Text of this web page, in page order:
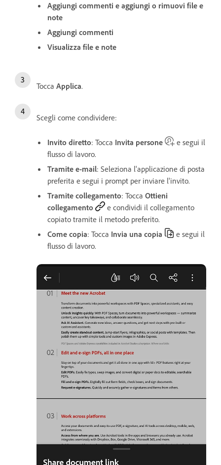
Aggiungi commenti e aggiungi o rimuovi file e
note
Aggiungi commenti
Visualizza file e note
Tocca Applica.
Scegli come condividere:
Invito diretto: Tocca Invita persone
e segui il
flusso di lavoro.
Tramite e-mail: Seleziona l'applicazione di posta
preferita e segui i prompt per inviare l'invito.
Tramite collegamento: Tocca Ottieni
collegamento
e condividi il collegamento
copiato tramite il metodo preferito.
Come copia: Tocca Invia una copia
e segui il
flusso di lavoro.